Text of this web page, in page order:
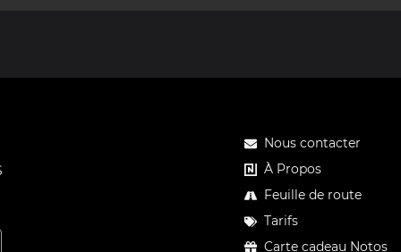
Nous contacter
À Propos
Feuille de route
Tarifs
Carte cadeau Notos